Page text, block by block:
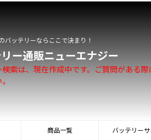
バッテリーならここで決まり！
ー通販ニューエナジー
索は、現在作成中です。ご質問がある際
商品一覧 バッテリー